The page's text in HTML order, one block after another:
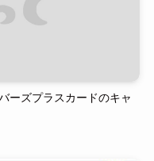
ーズプラスカードのキャ